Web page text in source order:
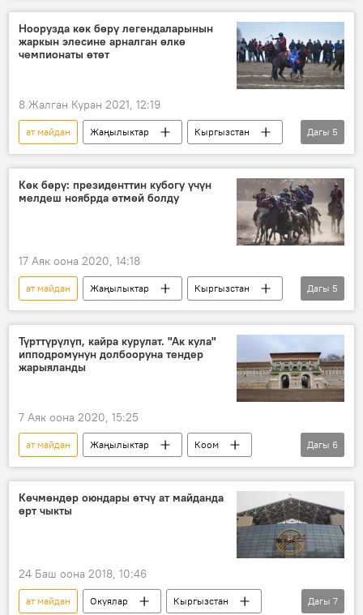
Чолпон-Ата
Казакстан
Афганистан
Ноорузда көк бөрү легендаларынын
жаркын элесине арналган өлкө
чемпионаты өтөт
8 Жалган Куран 2021, 12:19
ат майдан Жаңылыктар
Кыргызстан
Спорт
Көк бөрү
мелдеш
Ысык-Көл облусу
Чолпон-Ата
Дагы 5
Көк бөрү: президенттин кубогу үчүн
мелдеш ноябрда өтмөй болду
17 Аяк оона 2020, 14:18
ат майдан Жаңылыктар
Кыргызстан
Спорт
Көк бөрү
мелдеш
Чолпон-Ата
Көк бөрү боюнча президенттик кубок
Дагы 5
Түрттүрүлүп, кайра курулат. "Ак кула"
ипподромунун долбооруна тендер
жарыяланды
7 Аяк оона 2020, 15:25
ат майдан Жаңылыктар
Коом
Кыргызстан
Бишкек
ипподром
долбоорлор
Дагы 6
Көчмөндөр оюндары өтчү ат майданда
өрт чыкты
24 Баш оона 2018, 10:46
ат майдан Окуялар
Кыргызстан
Дагы 7